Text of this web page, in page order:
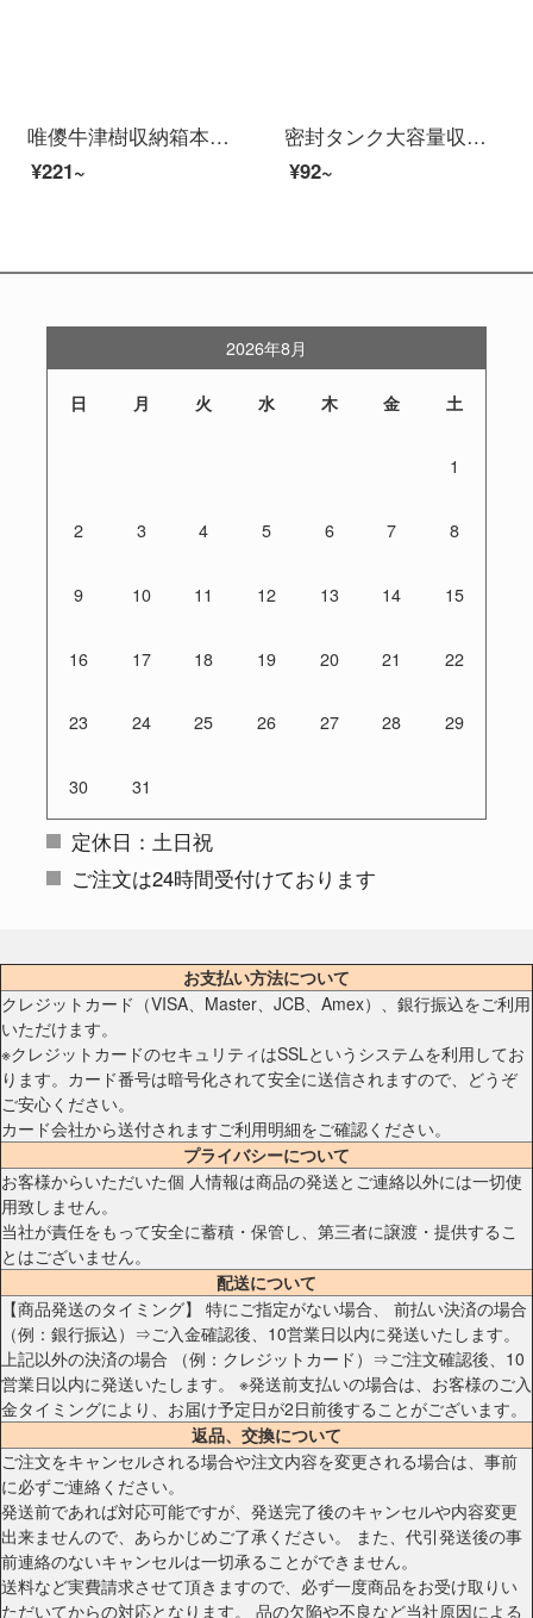
唯儍牛津樹収納箱本整理神器高校生教室家庭図書透明収納箱寮に本整理箱お菓子収納箱【大サイズシングル】牛津樹を置くことができます。
¥221~
密封タンク大容量収納ボックスセット透明防湿食品級プラスチック家庭用キッチン五穀雑穀香料乾燥箱460 ml【Sサイズ】
¥92~
2026年8月
日 月 火 水 木 金 土
1
2 3 4 5 6 7 8
9 10 11 12 13 14 15
16 17 18 19 20 21 22
23 24 25 26 27 28 29
30 31
定休日：土日祝
ご注文は24時間受付けております
お支払い方法について
クレジットカード（VISA、Master、JCB、Amex）、銀行振込をご利用
いただけます。
※クレジットカードのセキュリティはSSLというシステムを利用してお
ります。カード番号は暗号化されて安全に送信されますので、どうぞ
ご安心ください。
カード会社から送付されますご利用明細をご確認ください。
プライバシーについて
お客様からいただいた個 人情報は商品の発送とご連絡以外には一切使
用致しません。
当社が責任をもって安全に蓄積・保管し、第三者に譲渡・提供するこ
とはございません。
配送について
【商品発送のタイミング】 特にご指定がない場合、 前払い決済の場合
（例：銀行振込）⇒ご入金確認後、10営業日以内に発送いたします。
上記以外の決済の場合 （例：クレジットカード）⇒ご注文確認後、10
営業日以内に発送いたします。 ※発送前支払いの場合は、お客様のご入
金タイミングにより、お届け予定日が2日前後することがございます。
返品、交換について
ご注文をキャンセルされる場合や注文内容を変更される場合は、事前
に必ずご連絡ください。
発送前であれば対応可能ですが、発送完了後のキャンセルや内容変更
出来ませんので、あらかじめご了承ください。 また、代引発送後の事
前連絡のないキャンセルは一切承ることができません。
送料など実費請求させて頂きますので、必ず一度商品をお受け取りい
ただいてからの対応となります。 品の欠陥や不良など当社原因による